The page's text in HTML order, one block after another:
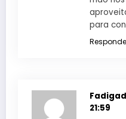
para
21:59